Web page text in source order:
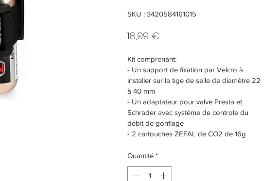
SKU : 3420584161015
18,99 €
Kit comprenant:
- Un support de fixation par Velcro à
installer sur la tige de selle de diamètre 22
à 40 mm
- Un adaptateur pour valve Presta et
Schrader avec système de controle du
débit de gonflage
- 2 cartouches ZEFAL de CO2 de 16g
Quantité *